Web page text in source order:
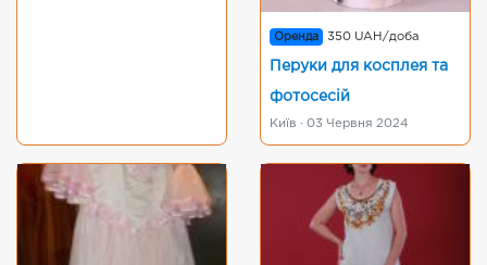
Оренда 350 UAH/доба
Перуки для косплея та
фотосесій
Київ · 03 Червня 2024